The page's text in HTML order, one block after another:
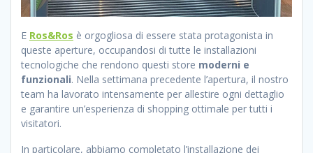
E Ros&Ros è orgogliosa di essere stata protagonista in
queste aperture, occupandosi di tutte le installazioni
tecnologiche che rendono questi store moderni e
funzionali. Nella settimana precedente l’apertura, il nostro
team ha lavorato intensamente per allestire ogni dettaglio
e garantire un’esperienza di shopping ottimale per tutti i
visitatori.
In particolare, abbiamo completato l’installazione dei